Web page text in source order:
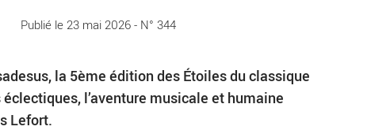
Publié le 23 mai 2026 - N° 344
la 5ème édition des Étoiles du classique
l’aventure musicale et humaine
Lefort.